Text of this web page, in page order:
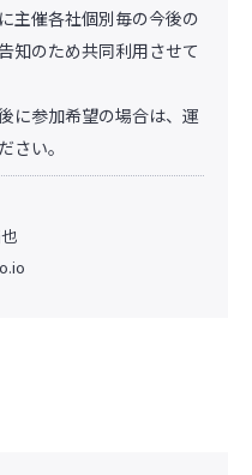
主催各社個別毎の今後の
知のため共同利用させて
に参加希望の場合は、運
さい。